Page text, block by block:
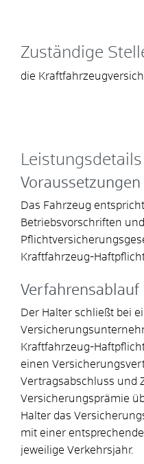
Zuständige
die
Leistungsdetails
Voraussetzungen
Das Fahrzeug
Betriebsvorschriften
Kraftfahrzeug-
Verfahrensablauf
Der Halter schließt bei
Kraftfahrzeug-
einen
Vertragsabschluss und
Versicherungsprämie
Halter das
mit einer
jeweilige Verkehrsjahr.